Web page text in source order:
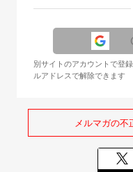
別サイトのアカウントで登
ルアドレスで解除できます
メルマガの